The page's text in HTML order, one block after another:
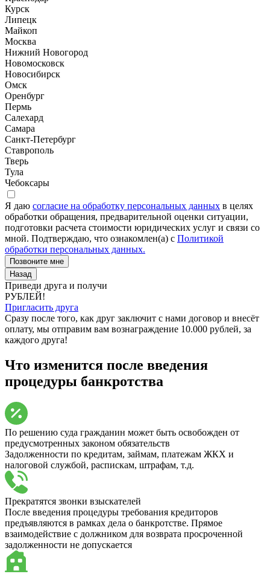
Курск
Липецк
Майкоп
Москва
Нижний Новогород
Новомосковск
Новосибирск
Омск
Оренбург
Пермь
Салехард
Самара
Санкт-Петербург
Ставрополь
Тверь
Тула
Чебоксары
Я даю согласие на обработку персональных данных в целях
обработки обращения, предварительной оценки ситуации,
подготовки расчета стоимости юридических услуг и связи со
мной. Подтверждаю, что ознакомлен(а) с Политикой
обработки персональных данных.
Позвоните мне
Назад
Приведи друга и получи
РУБЛЕЙ!
Пригласить друга
Сразу после того, как друг заключит с нами договор и внесёт
оплату, мы отправим вам вознаграждение 10.000 рублей, за
каждого друга!
Что изменится после введения
процедуры банкротства
По решению суда гражданин может быть освобожден от
предусмотренных законом обязательств
Задолженности по кредитам, займам, платежам ЖКХ и
налоговой службой, распискам, штрафам, т.д.
Прекратятся звонки взыскателей
После введения процедуры требования кредиторов
предъявляются в рамках дела о банкротстве. Прямое
взаимодействие с должником для возврата просроченной
задолженности не допускается